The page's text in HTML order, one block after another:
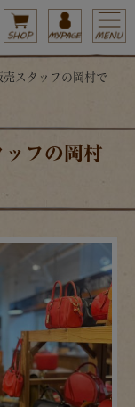
スタッフの岡村で
フの岡村